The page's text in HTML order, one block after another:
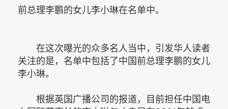
前总理李鹏的女儿李小琳在名单中。
在这次曝光的众多名人当中，引发华人读者
关注的是，名单中包括了中国前总理李鹏的女儿
李小琳。
根据英国广播公司的报道，目前担任中国电